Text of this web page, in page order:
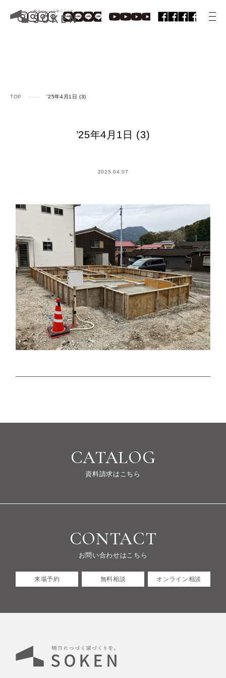
TOP ’25年4月1日 (3)
’25年4月1日 (3)
2025.04.07
CATALOG
資料請求はこちら
CONTACT
お問い合わせはこちら
来場予約 無料相談 オンライン相談